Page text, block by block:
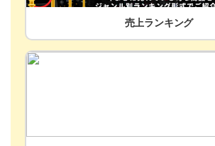
売上ランキング